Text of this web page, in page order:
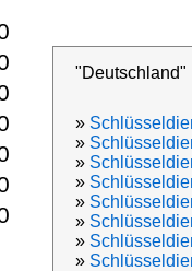
"Deutschland"
»
»
»
»
»
»
»
»